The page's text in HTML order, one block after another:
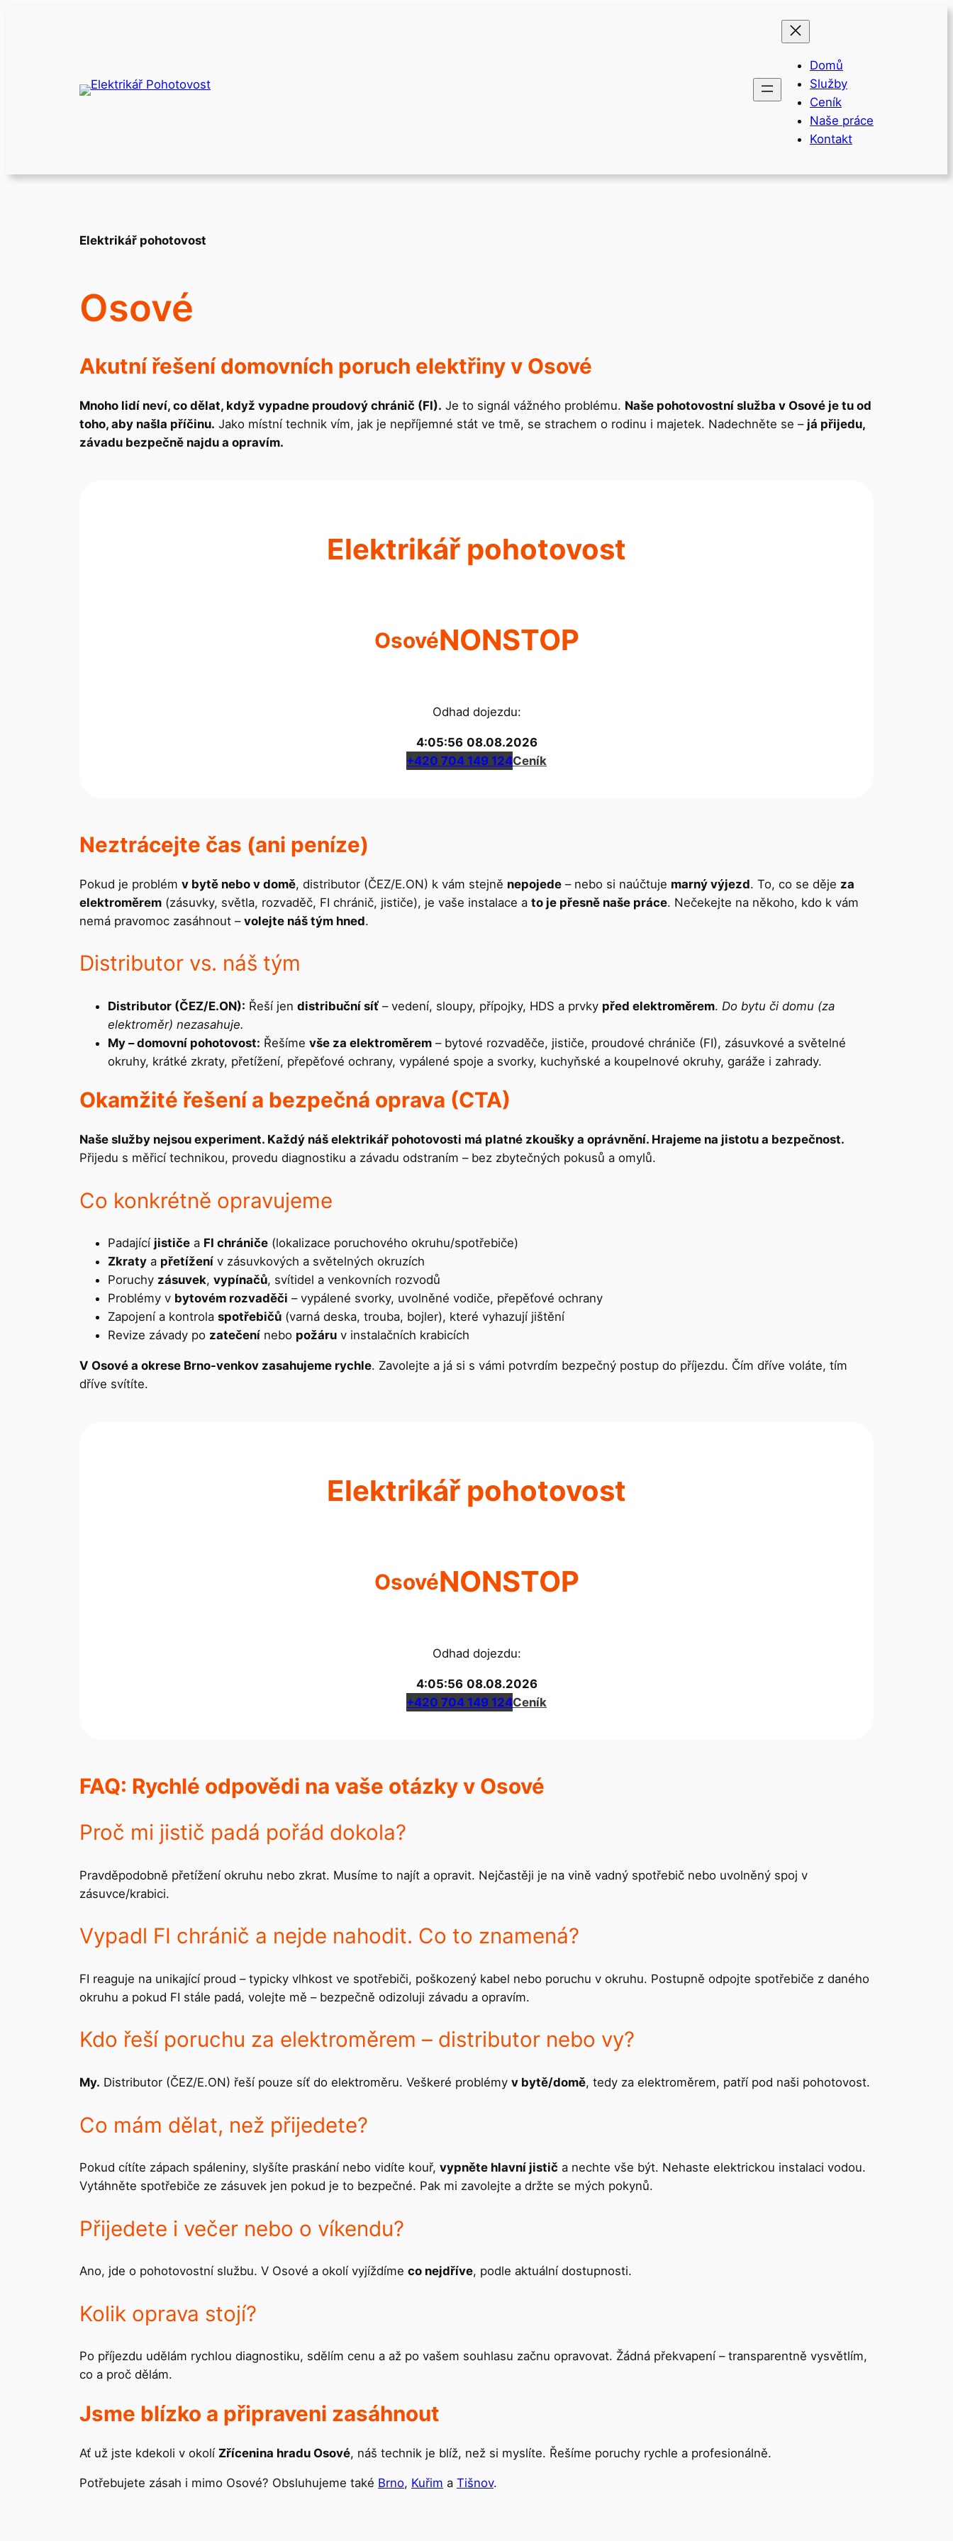
Domů
Služby
Ceník
Naše práce
Kontakt
Elektrikář pohotovost
Osové
Akutní řešení domovních poruch elektřiny v Osové
Mnoho lidí neví, co dělat, když vypadne proudový chránič (FI). Je to signál vážného problému. Naše pohotovostní služba v Osové je tu od
toho, aby našla příčinu. Jako místní technik vím, jak je nepříjemné stát ve tmě, se strachem o rodinu i majetek. Nadechněte se – já přijedu,
závadu bezpečně najdu a opravím.
Elektrikář pohotovost
OsovéNONSTOP
Odhad dojezdu:
4:05:56 08.08.2026
+420 704 149 124Ceník
Neztrácejte čas (ani peníze)
Pokud je problém v bytě nebo v domě, distributor (ČEZ/E.ON) k vám stejně nepojede – nebo si naúčtuje marný výjezd. To, co se děje za
elektroměrem (zásuvky, světla, rozvaděč, FI chránič, jističe), je vaše instalace a to je přesně naše práce. Nečekejte na někoho, kdo k vám
nemá pravomoc zasáhnout – volejte náš tým hned.
Distributor vs. náš tým
Distributor (ČEZ/E.ON): Řeší jen distribuční síť – vedení, sloupy, přípojky, HDS a prvky před elektroměrem. Do bytu či domu (za
elektroměr) nezasahuje.
My – domovní pohotovost: Řešíme vše za elektroměrem – bytové rozvaděče, jističe, proudové chrániče (FI), zásuvkové a světelné
okruhy, krátké zkraty, přetížení, přepěťové ochrany, vypálené spoje a svorky, kuchyňské a koupelnové okruhy, garáže i zahrady.
Okamžité řešení a bezpečná oprava (CTA)
Naše služby nejsou experiment. Každý náš elektrikář pohotovosti má platné zkoušky a oprávnění. Hrajeme na jistotu a bezpečnost.
Přijedu s měřicí technikou, provedu diagnostiku a závadu odstraním – bez zbytečných pokusů a omylů.
Co konkrétně opravujeme
Padající jističe a FI chrániče (lokalizace poruchového okruhu/spotřebiče)
Zkraty a přetížení v zásuvkových a světelných okruzích
Poruchy zásuvek, vypínačů, svítidel a venkovních rozvodů
Problémy v bytovém rozvaděči – vypálené svorky, uvolněné vodiče, přepěťové ochrany
Zapojení a kontrola spotřebičů (varná deska, trouba, bojler), které vyhazují jištění
Revize závady po zatečení nebo požáru v instalačních krabicích
V Osové a okrese Brno-venkov zasahujeme rychle. Zavolejte a já si s vámi potvrdím bezpečný postup do příjezdu. Čím dříve voláte, tím
dříve svítíte.
Elektrikář pohotovost
OsovéNONSTOP
Odhad dojezdu:
4:05:56 08.08.2026
+420 704 149 124Ceník
FAQ: Rychlé odpovědi na vaše otázky v Osové
Proč mi jistič padá pořád dokola?
Pravděpodobně přetížení okruhu nebo zkrat. Musíme to najít a opravit. Nejčastěji je na vině vadný spotřebič nebo uvolněný spoj v
zásuvce/krabici.
Vypadl FI chránič a nejde nahodit. Co to znamená?
FI reaguje na unikající proud – typicky vlhkost ve spotřebiči, poškozený kabel nebo poruchu v okruhu. Postupně odpojte spotřebiče z daného
okruhu a pokud FI stále padá, volejte mě – bezpečně odizoluji závadu a opravím.
Kdo řeší poruchu za elektroměrem – distributor nebo vy?
My. Distributor (ČEZ/E.ON) řeší pouze síť do elektroměru. Veškeré problémy v bytě/domě, tedy za elektroměrem, patří pod naši pohotovost.
Co mám dělat, než přijedete?
Pokud cítíte zápach spáleniny, slyšíte praskání nebo vidíte kouř, vypněte hlavní jistič a nechte vše být. Nehaste elektrickou instalaci vodou.
Vytáhněte spotřebiče ze zásuvek jen pokud je to bezpečné. Pak mi zavolejte a držte se mých pokynů.
Přijedete i večer nebo o víkendu?
Ano, jde o pohotovostní službu. V Osové a okolí vyjíždíme co nejdříve, podle aktuální dostupnosti.
Kolik oprava stojí?
Po příjezdu udělám rychlou diagnostiku, sdělím cenu a až po vašem souhlasu začnu opravovat. Žádná překvapení – transparentně vysvětlím,
co a proč dělám.
Jsme blízko a připraveni zasáhnout
Ať už jste kdekoli v okolí Zřícenina hradu Osové, náš technik je blíž, než si myslíte. Řešíme poruchy rychle a profesionálně.
Potřebujete zásah i mimo Osové? Obsluhujeme také Brno, Kuřim a Tišnov.